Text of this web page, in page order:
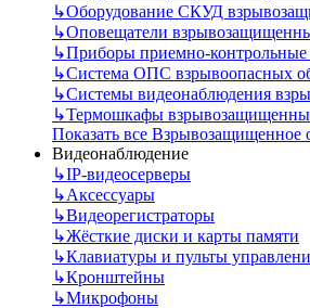
↳Оборудование СКУД
↳Оповещатели
↳Приборы приемно-
↳Система ОПС взрывоопасных
↳Системы видеонаблюдения
↳Термошкафы
Показать все Взрывозащищенное
Видеонаблюдение
↳IP-видеосерверы
↳Аксессуары
↳Видеорегистраторы
↳Жёсткие диски и карты памяти
↳Клавиатуры и пульты
↳Кронштейны
↳Микрофоны